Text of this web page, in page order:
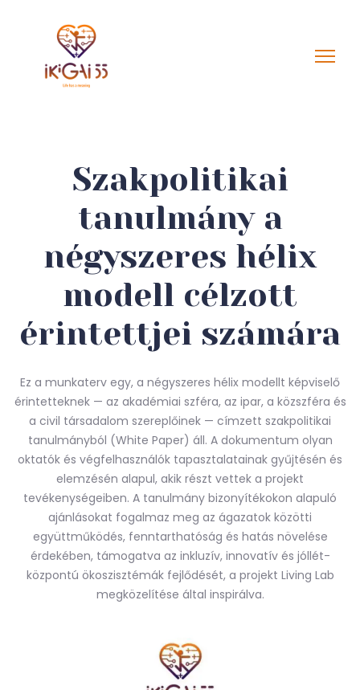
Szakpolitikai
tanulmány a
négyszeres hélix
modell célzott
érintettjei számára
Ez a munkaterv egy, a négyszeres hélix modellt képviselő
érintetteknek — az akadémiai szféra, az ipar, a közszféra és
a civil társadalom szereplőinek — címzett szakpolitikai
tanulmányból (White Paper) áll. A dokumentum olyan
oktatók és végfelhasználók tapasztalatainak gyűjtésén és
elemzésén alapul, akik részt vettek a projekt
tevékenységeiben. A tanulmány bizonyítékokon alapuló
ajánlásokat fogalmaz meg az ágazatok közötti
együttműködés, fenntarthatóság és hatás növelése
érdekében, támogatva az inkluzív, innovatív és jóllét-
központú ökoszisztémák fejlődését, a projekt Living Lab
megközelítése által inspirálva.